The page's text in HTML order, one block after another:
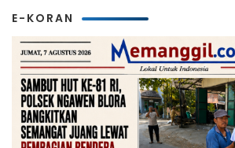
E-KORAN